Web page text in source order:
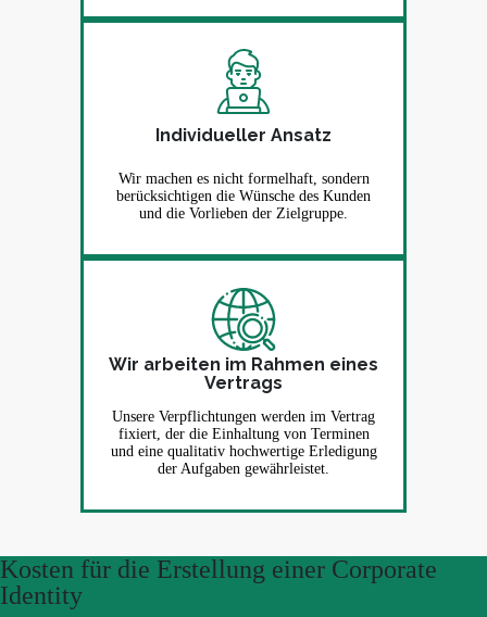
Individueller Ansatz
Wir machen es nicht formelhaft, sondern
berücksichtigen die Wünsche des Kunden
und die Vorlieben der Zielgruppe.
Wir arbeiten im Rahmen eines
Vertrags
Unsere Verpflichtungen werden im Vertrag
fixiert, der die Einhaltung von Terminen
und eine qualitativ hochwertige Erledigung
der Aufgaben gewährleistet.
Kosten für die Erstellung einer Corporate
Identity